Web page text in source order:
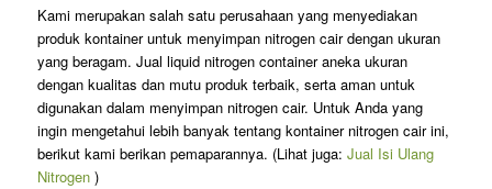
Kami merupakan salah satu perusahaan yang menyediakan
produk kontainer untuk menyimpan nitrogen cair dengan ukuran
yang beragam. Jual liquid nitrogen container aneka ukuran
dengan kualitas dan mutu produk terbaik, serta aman untuk
digunakan dalam menyimpan nitrogen cair. Untuk Anda yang
ingin mengetahui lebih banyak tentang kontainer nitrogen cair ini,
berikut kami berikan pemaparannya. (Lihat juga: Jual Isi Ulang
Nitrogen)